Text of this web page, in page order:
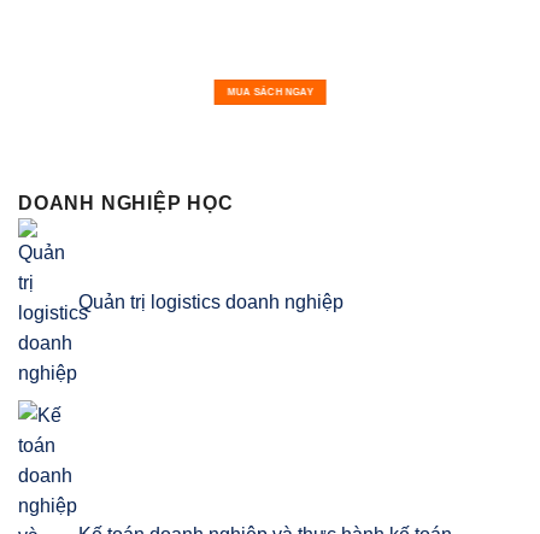
MUA SÁCH NGAY
DOANH NGHIỆP HỌC
Quản trị logistics doanh nghiệp